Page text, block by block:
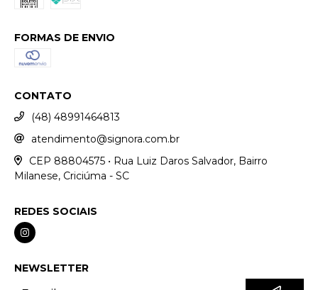
FORMAS DE ENVIO
CONTATO
(48) 48991464813
atendimento@signora.com.br
CEP 88804575 • Rua Luiz Daros Salvador, Bairro
Milanese, Criciúma - SC
REDES SOCIAIS
NEWSLETTER